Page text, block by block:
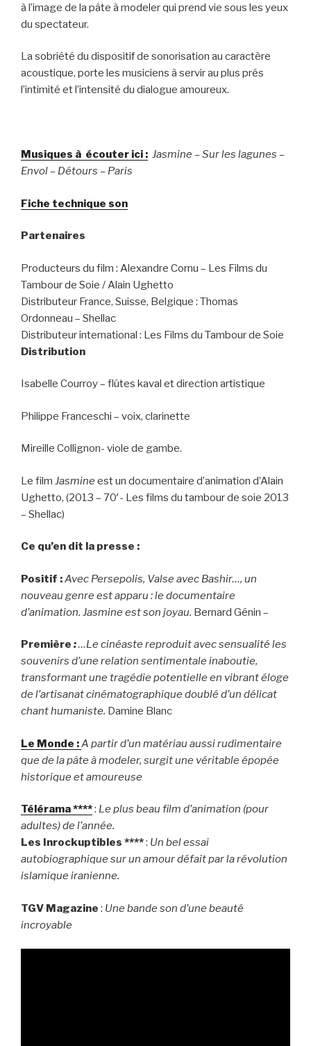
à l’image de la pâte à modeler qui prend vie sous les yeux
du spectateur.
La sobriété du dispositif de sonorisation au caractère
acoustique, porte les musiciens à servir au plus prés
l’intimité et l’intensité du dialogue amoureux.
Musiques à écouter ici : Jasmine – Sur les lagunes –
Envol – Détours – Paris
Fiche technique son
Partenaires
Producteurs du film : Alexandre Cornu – Les Films du
Tambour de Soie / Alain Ughetto
Distributeur France, Suisse, Belgique : Thomas
Ordonneau – Shellac
Distributeur international : Les Films du Tambour de Soie
Distribution
Isabelle Courroy – flûtes kaval et direction artistique
Philippe Franceschi – voix, clarinette
Mireille Collignon- viole de gambe.
Le film Jasmine est un documentaire d’animation d’Alain
Ughetto, (2013 – 70′- Les films du tambour de soie 2013
– Shellac)
Ce qu’en dit la presse :
Positif :Avec Persepolis, Valse avec Bashir…, un
nouveau genre est apparu : le documentaire
d’animation. Jasmine est son joyau. Bernard Génin –
Première :…Le cinéaste reproduit avec sensualité les
souvenirs d’une relation sentimentale inaboutie,
transformant une tragédie potentielle en vibrant éloge
de l’artisanat cinématographique doublé d’un délicat
chant humaniste. Damine Blanc
Le Monde :A partir d’un matériau aussi rudimentaire
que de la pâte à modeler, surgit une véritable épopée
historique et amoureuse
Télérama ****: Le plus beau film d’animation (pour
adultes) de l’année.
Les Inrockuptibles ****: Un bel essai
autobiographique sur un amour défait par la révolution
islamique iranienne.
TGV Magazine : Une bande son d’une beauté
incroyable